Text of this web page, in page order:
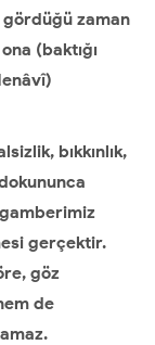
zaman
(baktığı
bıkkınlık,
gerçektir.
göz
de